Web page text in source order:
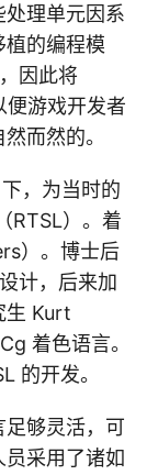
理单元因系
的编程模
因此将
便游戏开发者
而然的。
，为当时的
RTSL）。着
）。博士后
计，后来加
生 Kurt
着色语言。
的开发。
够灵活，可
采用了诸如